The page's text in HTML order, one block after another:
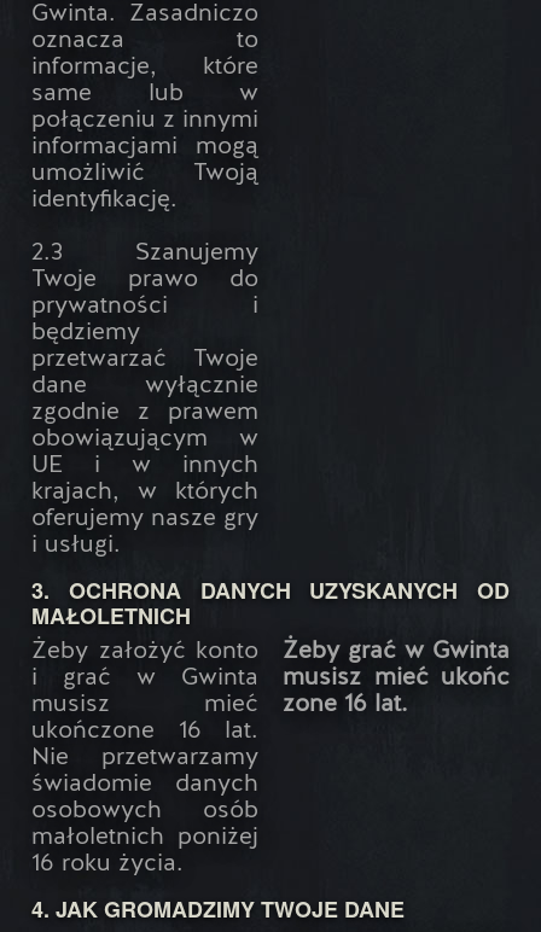
Gwinta. Zasadniczo
oznacza to
informacje, które
same lub w
połączeniu z innymi
informacjami mogą
umożliwić Twoją
identyfikację.
2.3 Szanujemy
Twoje prawo do
prywatności i
będziemy
przetwarzać Twoje
dane wyłącznie
zgodnie z prawem
obowiązującym w
UE i w innych
krajach, w których
oferujemy nasze gry
i usługi.
3. OCHRONA DANYCH UZYSKANYCH OD
MAŁOLETNICH
Żeby założyć konto
i grać w Gwinta
musisz mieć
ukończone 16 lat.
Nie przetwarzamy
świadomie danych
osobowych osób
małoletnich poniżej
16 roku życia.
Żeby grać w Gwinta
musisz mieć ukońc
zone 16 lat.
4. JAK GROMADZIMY TWOJE DANE